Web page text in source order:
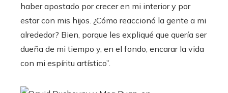
haber apostado por crecer en mi interior y por
estar con mis hijos. ¿Cómo reaccionó la gente a mi
alrededor? Bien, porque les expliqué que quería ser
dueña de mi tiempo y, en el fondo, encarar la vida
con mi espíritu artístico”.